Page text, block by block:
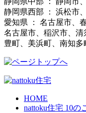
静岡県西部 ： 浜松市
愛知県 ： 名古屋市、
名古屋市、稲沢市、
豊町、美浜町、南知
HOME
nattoku住宅 10の